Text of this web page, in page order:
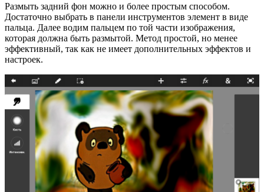
Размыть задний фон можно и более простым способом.
Достаточно выбрать в панели инструментов элемент в виде
пальца. Далее водим пальцем по той части изображения,
которая должна быть размытой. Метод простой, но менее
эффективный, так как не имеет дополнительных эффектов и
настроек.